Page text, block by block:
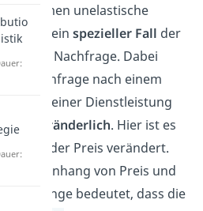
vollkommen unelastische
ist ein spezieller Fall der
Nachfrage. Dabei
die Nachfrage nach einem
oder einer Dienstleistung
unveränderlich. Hier ist es
wie sich der Preis verändert.
von Preis und
bedeutet, dass die